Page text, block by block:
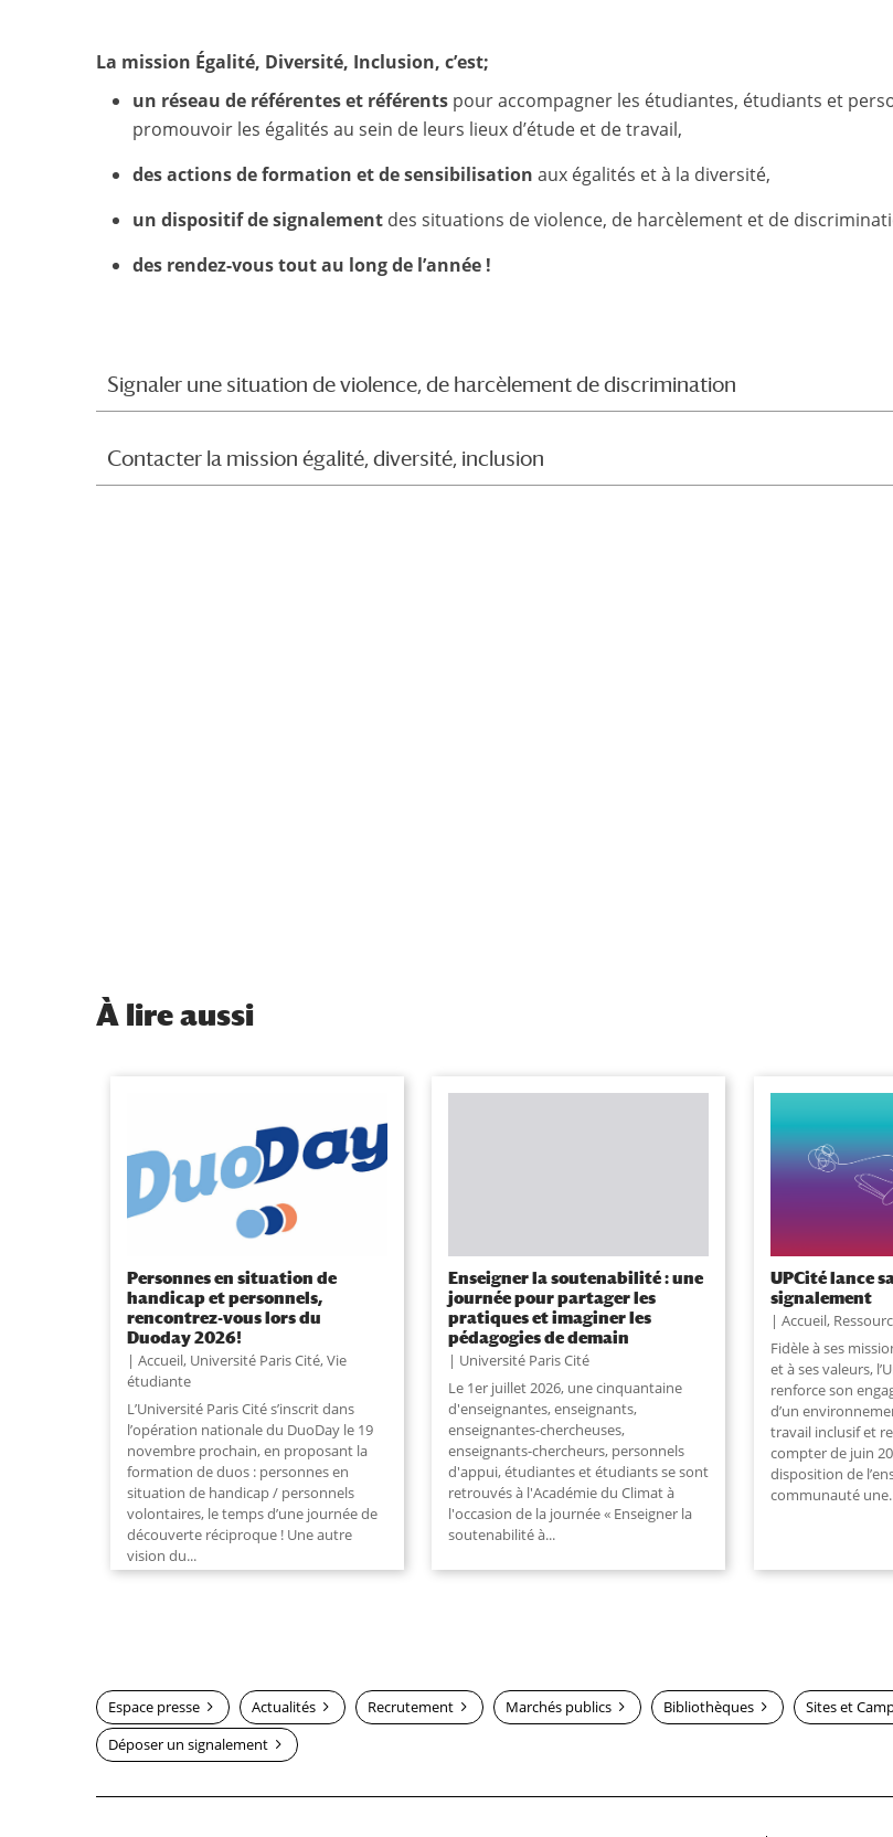
La mission Égalité, Diversité, Inclusion, c’est;
un réseau de référentes et référents pour accompagner les étudiantes, étudiants et
promouvoir les égalités au sein de leurs lieux d’étude et de travail,
des actions de formation et de sensibilisationaux égalités et à la diversité,
un dispositif de signalement des situations de violence, de harcèlement et de
des rendez-vous tout au long de l’année !
Signaler une situation de violence, de harcèlement de discrimination
Contacter la mission égalité, diversité, inclusion
À lire aussi
Personnes en situation de
handicap et personnels,
rencontrez-vous lors du
Duoday 2026!
Accueil, Université Paris Cité,Vie
étudiante
L’Université Paris Cité s’inscrit dans
l’opération nationale du DuoDay le 19
novembre prochain, en proposant la
formation de duos : personnes en
situation de handicap / personnels
volontaires, le temps d’une journée de
découverte réciproque ! Une autre
vision du...
Enseigner la soutenabilité : une
journée pour partager les
pratiques et imaginer les
pédagogies de demain
Université Paris Cité
Le 1er juillet 2026, une cinquantaine
d'enseignantes, enseignants,
enseignantes-chercheuses,
enseignants-chercheurs, personnels
d'appui, étudiantes et étudiants se sont
retrouvés à l'Académie du Climat à
l'occasion de la journée « Enseigner la
soutenabilité à...
UPCité lance
signalement
Accueil,
Fidèle à ses
et à ses valeurs,
renforce son
d’un
travail inclusif et
compter de juin
disposition de
communauté
Espace presse Actualités Recrutement Marchés publics Bibliothèques
Sites et
Déposer un signalement